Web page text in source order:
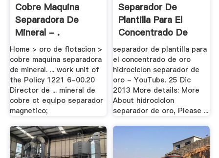
Cobre Maquina
Separadora De
Mineral - .
Home > oro de flotacion >
cobre maquina separadora
de mineral. ... work unit of
the Policy 1221 6-00.20
Director de ... mineral de
cobre ct equipo separador
magnetico;
Separador De
Plantilla Para El
Concentrado De
Oro
separador de plantilla para
el concentrado de oro
hidrociclon separador de
oro - YouTube. 25 Dic
2013 More details: More
About hidrociclon
separador de oro, Please ...